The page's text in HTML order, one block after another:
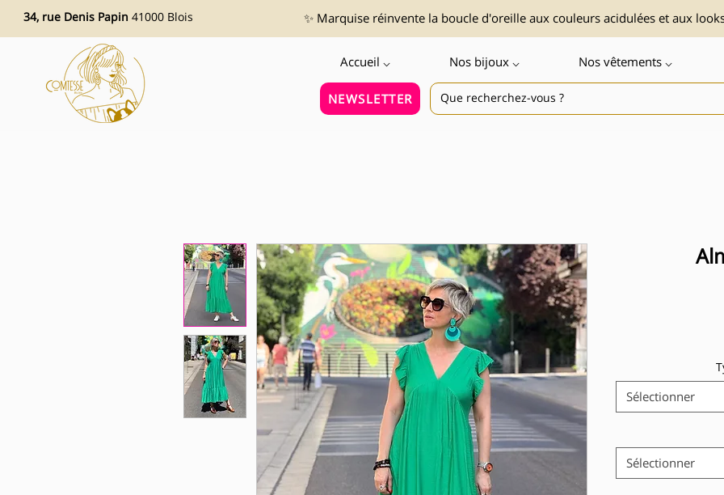
34, rue Denis Papin 41000 Blois ✨ Marquise réinvente la boucle d'oreille aux couleurs acidulées et aux
Accueil ⌵ Nos bijoux ⌵ Nos vêtements ⌵
NEWSLETTER
Sélectionner
Sélectionner